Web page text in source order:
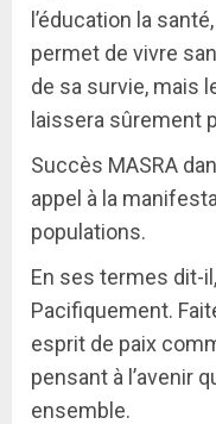
l’éducation la
permet de vivre
de sa survie, mais
laissera sûrement
Succès MASRA
appel à la
populations.
En ses termes dit-
Pacifiquement.
esprit de paix
pensant à l’avenir
ensemble.